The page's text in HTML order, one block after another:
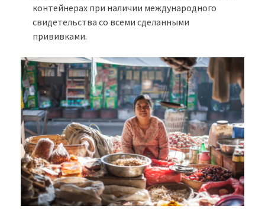
контейнерах при наличии международного
свидетельства со всеми сделанными
прививками.